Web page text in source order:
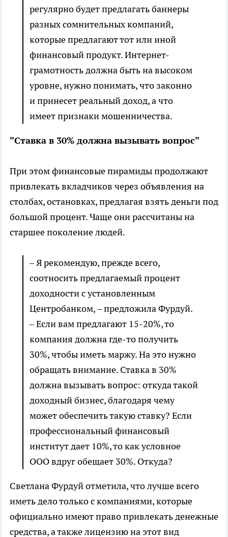
регулярно будет предлагать баннеры
разных сомнительных компаний,
которые предлагают тот или иной
финансовый продукт. Интернет-
грамотность должна быть на высоком
уровне, нужно понимать, что законно
и принесет реальный доход, а что
имеет признаки мошенничества.
"Ставка в 30% должна вызывать вопрос"
При этом финансовые пирамиды продолжают
привлекать вкладчиков через объявления на
столбах, остановках, предлагая взять деньги под
большой процент. Чаще они рассчитаны на
старшее поколение людей.
– Я рекомендую, прежде всего,
соотносить предлагаемый процент
доходности с установленным
Центробанком, – предложила Фурдуй.
– Если вам предлагают 15-20%, то
компания должна где-то получить
30%, чтобы иметь маржу. На это нужно
обращать внимание. Ставка в 30%
должна вызывать вопрос: откуда такой
доходный бизнес, благодаря чему
может обеспечить такую ставку? Если
профессиональный финансовый
институт дает 10%, то как условное
ООО вдруг обещает 30%. Откуда?
Светлана Фурдуй отметила, что лучше всего
иметь дело только с компаниями, которые
официально имеют право привлекать денежные
средства, а также лицензию на этот вид